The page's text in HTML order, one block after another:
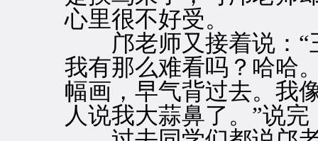
心里很不好受。
邝老师又接着说：“
我有那么难看吗？哈哈
幅画，早气背过去。我
人说我大蒜鼻了。”说